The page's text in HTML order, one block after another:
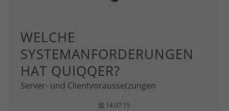
WELCHE
SYSTEMANFORDERUNGEN
HAT QUIQQER?
Server- und Clientvoraussetzungen
14.07.15